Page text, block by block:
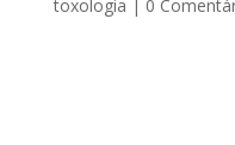
toxologia | 0